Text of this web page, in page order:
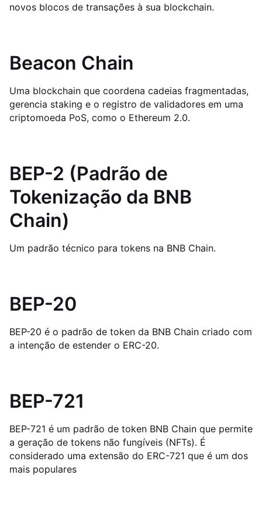
novos blocos de transações à sua blockchain.
Beacon Chain
Uma blockchain que coordena cadeias fragmentadas,
gerencia staking e o registro de validadores em uma
criptomoeda PoS, como o Ethereum 2.0.
BEP-2 (Padrão de
Tokenização da BNB
Chain)
Um padrão técnico para tokens na BNB Chain.
BEP-20
BEP-20 é o padrão de token da BNB Chain criado com
a intenção de estender o ERC-20.
BEP-721
BEP-721 é um padrão de token BNB Chain que permite
a geração de tokens não fungíveis (NFTs). É
considerado uma extensão do ERC-721 que é um dos
mais populares